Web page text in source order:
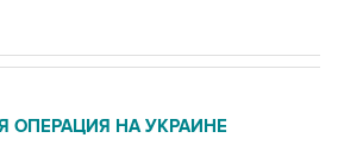
ОПЕРАЦИЯ НА УКРАИНЕ